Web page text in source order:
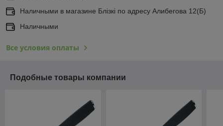
Наличными в магазине Блiзкi по адресу Алибегова 12(Б)
Наличными
Все условия оплаты
Подобные товары компании